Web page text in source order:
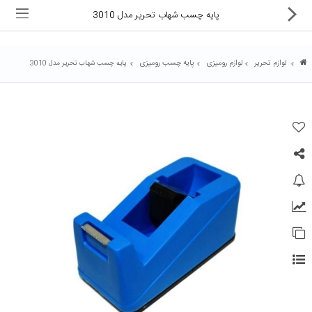
لوازم التحریر
کارتریج و تونر
تجهیزات فروشگاهی و بانکی
دستگاه صحافی و پرس
پایه چسب شهاب تحریر مدل 3010
لوازم تحریر لوازم رومیزی پایه چسب رومیزی پایه چسب شهاب تحریر مدل 3010